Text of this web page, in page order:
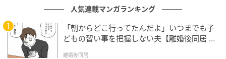
心に勝てずに？
の記事をもっとみる
人気連載マンガランキング
「朝からどこ行ってたんだよ」いつまでも子
どもの習い事を把握しない夫【離婚後同居 Vo
離婚後同居